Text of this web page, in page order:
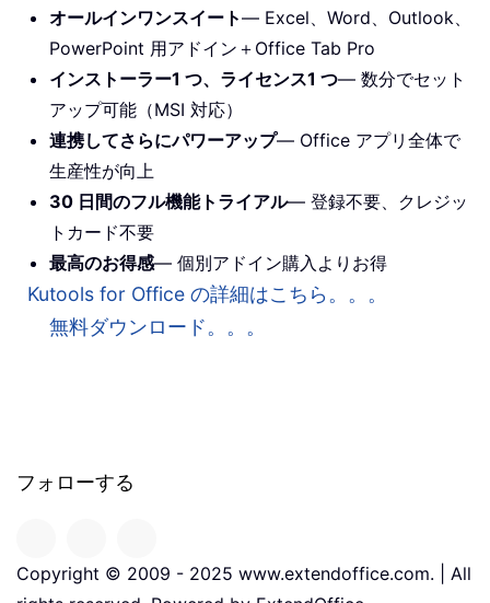
オールインワンスイート— Excel、Word、Outlook、
PowerPoint 用アドイン＋Office Tab Pro
インストーラー1 つ、ライセンス1 つ— 数分でセット
アップ可能（MSI 対応）
連携してさらにパワーアップ— Office アプリ全体で
生産性が向上
30 日間のフル機能トライアル— 登録不要、クレジッ
トカード不要
最高のお得感— 個別アドイン購入よりお得
Kutools for Office の詳細はこちら。。。
無料ダウンロード。。。
フォローする
Copyright © 2009 - 2025 www.extendoffice.com. | All